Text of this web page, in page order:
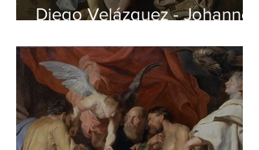
Diego Velázquez - Johannes